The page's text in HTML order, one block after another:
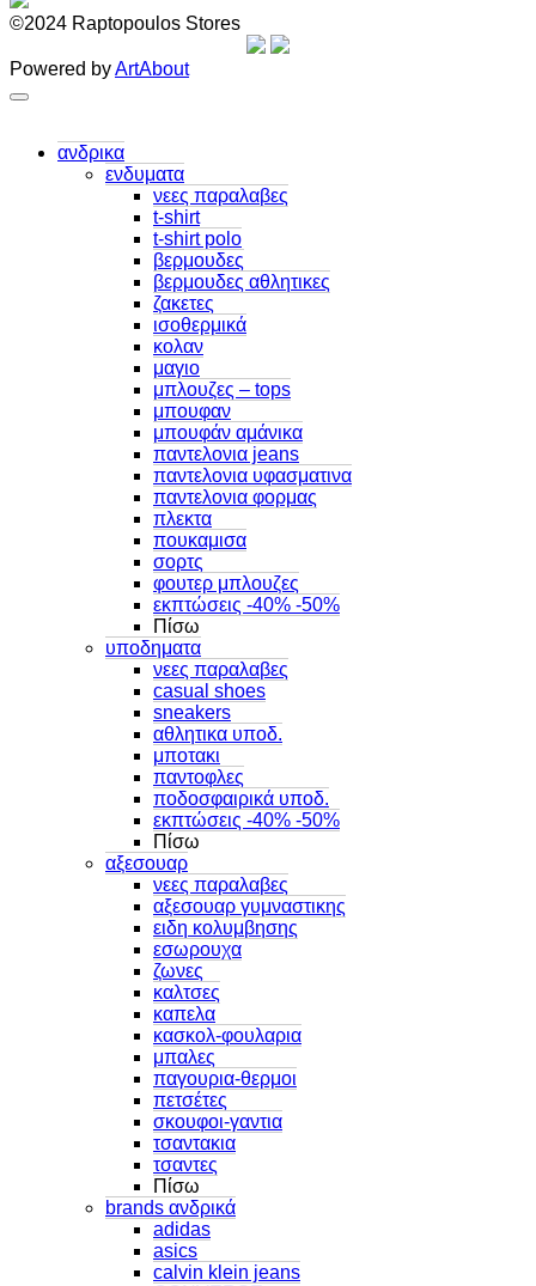
©2024 Raptopoulos Stores
Powered byArtAbout
ανδρικα
ενδυματα
νεες παραλαβες
t-shirt
t-shirt polo
βερμουδες
βερμουδες αθλητικες
ζακετες
ισοθερμικά
κολαν
μαγιο
μπλουζες – tops
μπουφαν
μπουφάν αμάνικα
παντελονια jeans
παντελονια υφασματινα
παντελονια φορμας
πλεκτα
πουκαμισα
σορτς
φουτερ μπλουζες
εκπτώσεις -40% -50%
Πίσω
υποδηματα
νεες παραλαβες
casual shoes
sneakers
αθλητικα υποδ.
μποτακι
παντοφλες
ποδοσφαιρικά υποδ.
εκπτώσεις -40% -50%
Πίσω
αξεσουαρ
νεες παραλαβες
αξεσουαρ γυμναστικης
ειδη κολυμβησης
εσωρουχα
ζωνες
καλτσες
καπελα
κασκολ-φουλαρια
μπαλες
παγουρια-θερμοι
πετσέτες
σκουφοι-γαντια
τσαντακια
τσαντες
Πίσω
brands ανδρικά
adidas
asics
calvin klein jeans